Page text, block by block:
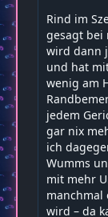
Rind im
gesagt bei
wird dann
und hat
wenig am
jedem
gar nix
ich
Wumms
mit mehr
manchmal
wird – da